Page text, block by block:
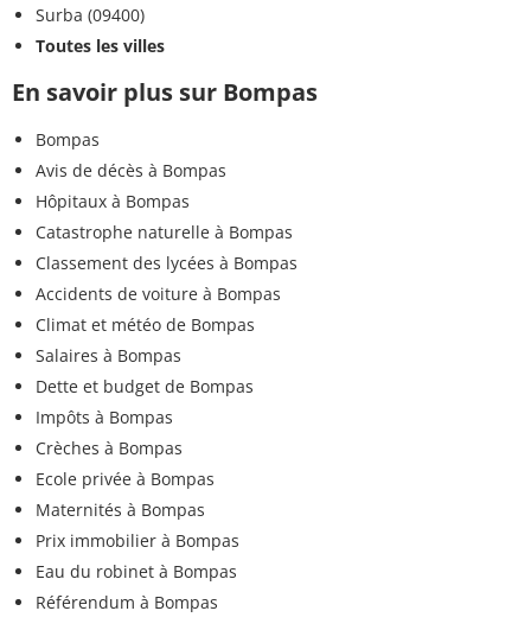
Surba (09400)
Toutes les villes
En savoir plus sur Bompas
Bompas
Avis de décès à Bompas
Hôpitaux à Bompas
Catastrophe naturelle à Bompas
Classement des lycées à Bompas
Accidents de voiture à Bompas
Climat et météo de Bompas
Salaires à Bompas
Dette et budget de Bompas
Impôts à Bompas
Crèches à Bompas
Ecole privée à Bompas
Maternités à Bompas
Prix immobilier à Bompas
Eau du robinet à Bompas
Référendum à Bompas